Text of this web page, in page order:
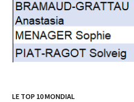
LE TOP 10 MONDIAL